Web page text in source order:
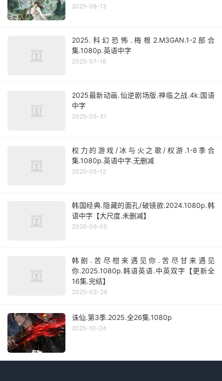
2025-08-13
2025.科幻恐怖.梅根2.M3GAN.1-2部合
集.1080p.英语中字
2025-07-16
2025最新动画.仙逆剧场版.神临之战.4k.国语
中字
2025-05-31
权力的游戏/冰与火之歌/权游.1-8季合
集.1080p.英语中字.无删减
2025-05-12
韩国经典.隐藏的面孔/破镜欲.2024.1080p.韩
语中字【大尺度.未删减】
2026-06-05
韩剧.苦尽柑来遇见你.苦尽甘来遇见
你.2025.1080p.韩语英语.中英双字【更新全
16集.完结】
2025-03-29
诛仙.第3季.2025.全26集.1080p
2025-10-24